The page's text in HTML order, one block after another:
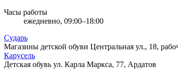
Часы работы
ежедневно, 09:00–18:00
Сударь
Магазины детской обуви Центральная ул., 18,
Карусель
Детская обувь ул. Карла Маркса, 77, Ардатов